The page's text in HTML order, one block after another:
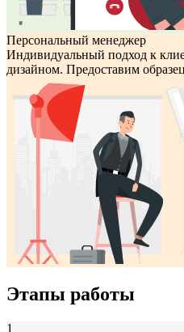
Персональный менеджер
Индивидуальный подход к
дизайном. Предоставим
Этапы работы
1